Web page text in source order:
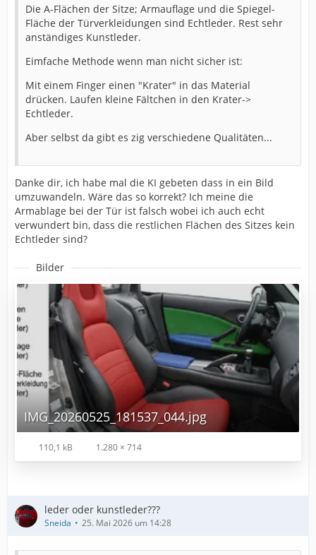
Die A-Flächen der Sitze; Armauflage und die Spiegel-
Fläche der Türverkleidungen sind Echtleder. Rest sehr
anständiges Kunstleder.
Eimfache Methode wenn man nicht sicher ist:
Mit einem Finger einen "Krater" in das Material
drücken. Laufen kleine Fältchen in den Krater->
Echtleder.
Aber selbst da gibt es zig verschiedene Qualitäten...
Danke dir, ich habe mal die KI gebeten dass in ein Bild
umzuwandeln. Wäre das so korrekt? Ich meine die
Armablage bei der Tür ist falsch wobei ich auch echt
verwundert bin, dass die restlichen Flächen des Sitzes kein
Echtleder sind?
Bilder
IMG_20260525_181537_044.jpg
110,1 kB 1.280 × 714
leder oder kunstleder???
Sneida 25. Mai 2026 um 14:28